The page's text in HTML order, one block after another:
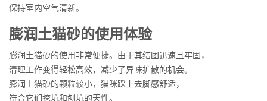
保持室内空气清新。
膨润土猫砂的使用体验
膨润土猫砂的使用非常便捷。由于其结团迅速且牢固，
清理工作变得轻松高效，减少了异味扩散的机会。
膨润土猫砂的颗粒较小，猫咪踩上去脚感舒适，
符合它们挖坑和刨坑的天性。